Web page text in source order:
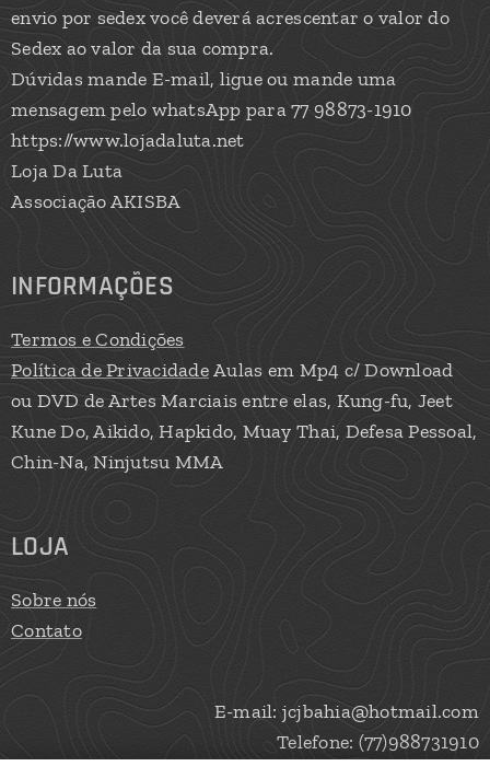
envio por sedex você deverá acrescentar o valor do
Sedex ao valor da sua compra.
Dúvidas mande E-mail, ligue ou mande uma
mensagem pelo whatsApp para 77 98873-1910
https://www.lojadaluta.net
Loja Da Luta
Associação AKISBA
INFORMAÇÕES
Termos e Condições
Política de PrivacidadeAulas em Mp4 c/ Download
ou DVD de Artes Marciais entre elas, Kung-fu, Jeet
Kune Do, Aikido, Hapkido, Muay Thai, Defesa Pessoal,
Chin-Na, Ninjutsu MMA
LOJA
Sobre nós
Contato
E-mail: jcjbahia@hotmail.com
Telefone: (77)988731910